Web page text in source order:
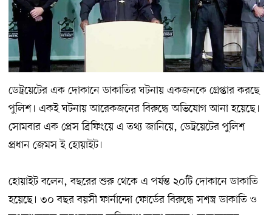
ডেট্রয়েটের এক দোকানে ডাকাতির ঘটনায় একজনকে গ্রেপ্তার করছে
পুলিশ। একই ঘটনায় আরেকজনের বিরুদ্ধে অভিযোগ আনা হয়েছে।
সোমবার এক প্রেস ব্রিফিংয়ে এ তথ্য জানিয়ে, ডেট্রয়েটের পুলিশ
প্রধান জেমস ই হোয়াইট।
হোয়াইট বলেন, বছরের শুরু থেকে এ পর্যন্ত ২০টি দোকানে ডাকাতি
হয়েছে। ৩০ বছর বয়সী ফার্নান্দো ফোর্ডের বিরুদ্ধে সশস্ত্র ডাকাতি ও